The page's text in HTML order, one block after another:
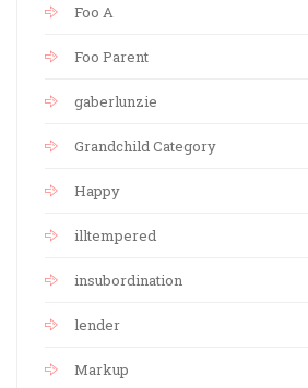
Foo A
Foo Parent
gaberlunzie
Grandchild Category
Happy
illtempered
insubordination
lender
Markup